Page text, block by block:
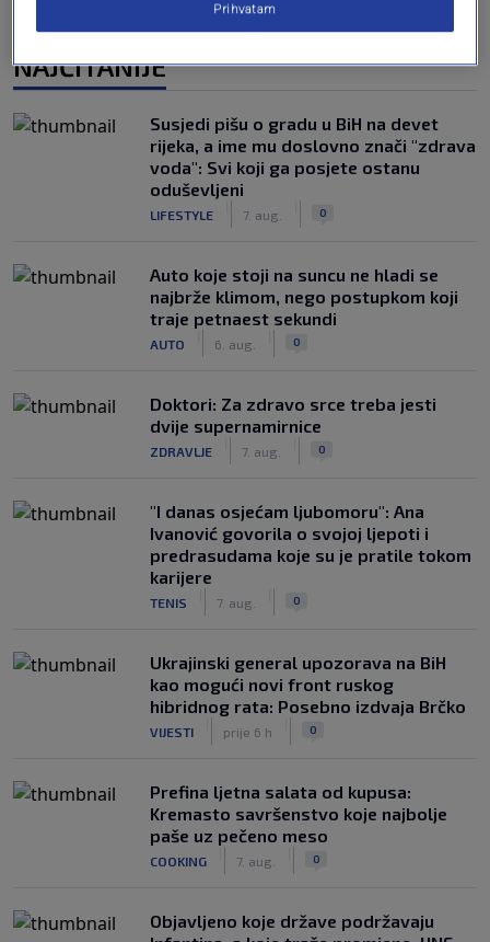
NAJČITANIJE
Susjedi pišu o gradu u BiH na devet
rijeka, a ime mu doslovno znači "zdrava
voda": Svi koji ga posjete ostanu
oduševljeni
LIFESTYLE 7. aug. 0
Auto koje stoji na suncu ne hladi se
najbrže klimom, nego postupkom koji
traje petnaest sekundi
AUTO 6. aug. 0
Doktori: Za zdravo srce treba jesti
dvije supernamirnice
ZDRAVLJE 7. aug. 0
"I danas osjećam ljubomoru": Ana
Ivanović govorila o svojoj ljepoti i
predrasudama koje su je pratile tokom
karijere
TENIS 7. aug. 0
Ukrajinski general upozorava na BiH
kao mogući novi front ruskog
hibridnog rata: Posebno izdvaja Brčko
VIJESTI prije 6 h 0
Prefina ljetna salata od kupusa:
Kremasto savršenstvo koje najbolje
paše uz pečeno meso
COOKING 7. aug. 0
Objavljeno koje države podržavaju
Prihvatam